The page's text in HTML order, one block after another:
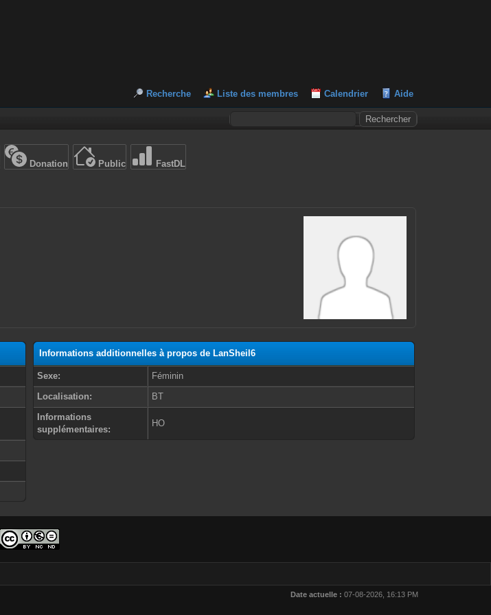
Recherche Liste des membres Calendrier Aide
Donation Public FastDL
Informations additionnelles à propos de LanSheil6
Sexe:
Féminin
Localisation:
BT
Informations
supplémentaires:
HO
Date actuelle : 07-08-2026, 16:13 PM